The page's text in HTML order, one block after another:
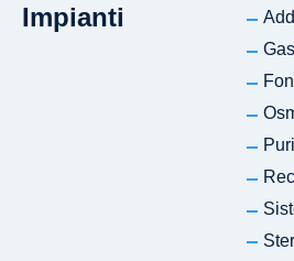
Impianti